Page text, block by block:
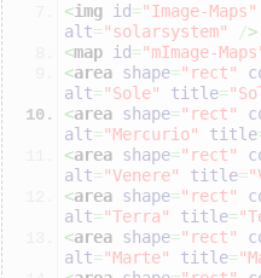
<img id="Image-Maps"
alt="solarsystem" />
<map id="mImage-
<area shape="rect"
alt="Sole" title=
<area shape="rect"
alt="Mercurio" title
<area shape="rect"
alt="Venere" title=
<area shape="rect"
alt="Terra" title=
<area shape="rect"
alt="Marte" title=